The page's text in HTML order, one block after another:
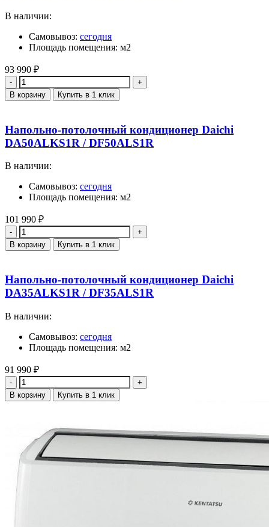
В наличии:
Самовывоз: сегодня
Площадь помещения: м2
93 990 ₽
Количество
В корзину Купить в 1 клик
Напольно-потолочный кондиционер Daichi
DA50ALKS1R / DF50ALS1R
В наличии:
Самовывоз: сегодня
Площадь помещения: м2
101 990 ₽
Количество
В корзину Купить в 1 клик
Напольно-потолочный кондиционер Daichi
DA35ALKS1R / DF35ALS1R
В наличии:
Самовывоз: сегодня
Площадь помещения: м2
91 990 ₽
Количество
В корзину Купить в 1 клик